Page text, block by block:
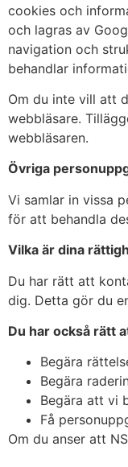
cookies och
och lagras av
navigation och
behandlar
Om du inte vill att
webbläsare.
webbläsaren.
Övriga
Vi samlar in vissa
för att behandla
Vilka är dina
Du har rätt att
dig. Detta gör du
Du har också rätt
Begära
Begära
Begära att vi
Få
Om du anser att